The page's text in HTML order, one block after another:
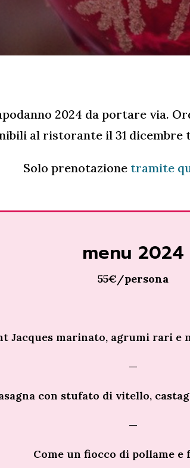
2024 da portare via.
al ristorante il 31 dicembre
Solo prenotazione tramite
menu 2024
55€/persona
Jacques marinato, agrumi rari e
—
con stufato di vitello,
—
Come un fiocco di pollame e